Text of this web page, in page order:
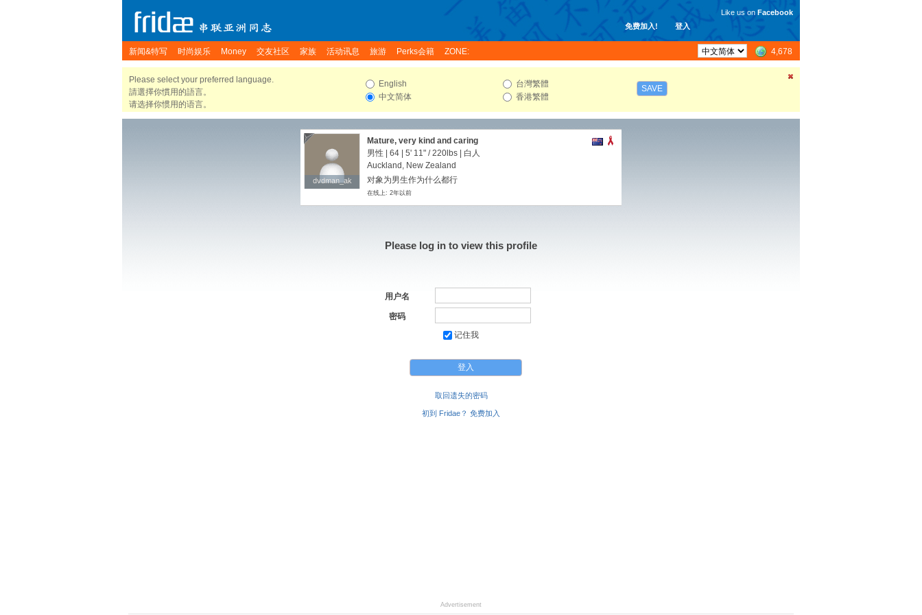
免费加入! 登入
Like us on Facebook
新闻&特写 时尚娱乐 Money 交友社区 家族 活动讯息 旅游 Perks会籍 ZONE: 4,678
Please select your preferred language.
請選擇你慣用的語言。
请选择你惯用的语言。
English
中文简体
台灣繁體
香港繁體
SAVE
dvdman_ak
dvdman_ak
Mature, very kind and caring
男性 | 64 | 5' 11" /220lbs | 白人
Auckland, New Zealand
对象为男生作为什么都行
在线上: 2年以前
Please log in to view this profile
用户名
密码
记住我
取回遗失的密码
初到 Fridae？ 免费加入
Advertisement